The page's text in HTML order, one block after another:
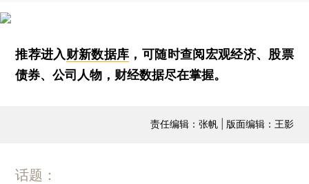
推荐进入财新数据库 ，可随时查阅宏观经济、股票
债券、公司人物，财经数据尽在掌握。
责任编辑：张帆 | 版面编辑：王影
话题：